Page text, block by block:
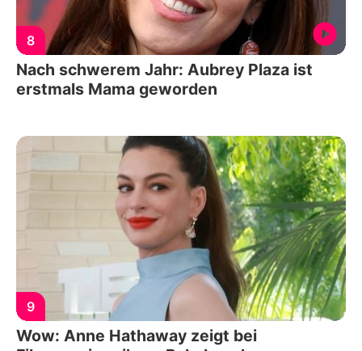
8
Nach schwerem Jahr: Aubrey Plaza ist
erstmals Mama geworden
9
Wow: Anne Hathaway zeigt bei